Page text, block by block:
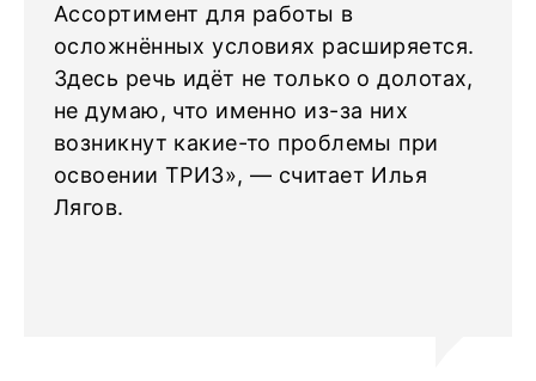
Ассортимент для работы в
осложнённых условиях расширяется.
Здесь речь идёт не только о долотах,
не думаю, что именно из-за них
возникнут какие-то проблемы при
освоении ТРИЗ», — считает Илья
Лягов.